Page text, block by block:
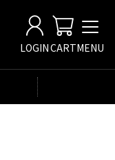
LOGINCARTMENU